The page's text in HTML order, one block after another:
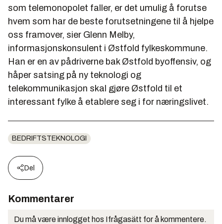
som telemonopolet faller, er det umulig å forutse
hvem som har de beste forutsetningene til å hjelpe
oss framover, sier Glenn Melby,
informasjonskonsulent i Østfold fylkeskommune.
Han er en av pådriverne bak Østfold byoffensiv, og
håper satsing på ny teknologi og
telekommunikasjon skal gjøre Østfold til et
interessant fylke å etablere seg i for næringslivet.
BEDRIFTSTEKNOLOGI
Del
Kommentarer
Du må være innlogget hos Ifrågasätt for å kommentere.